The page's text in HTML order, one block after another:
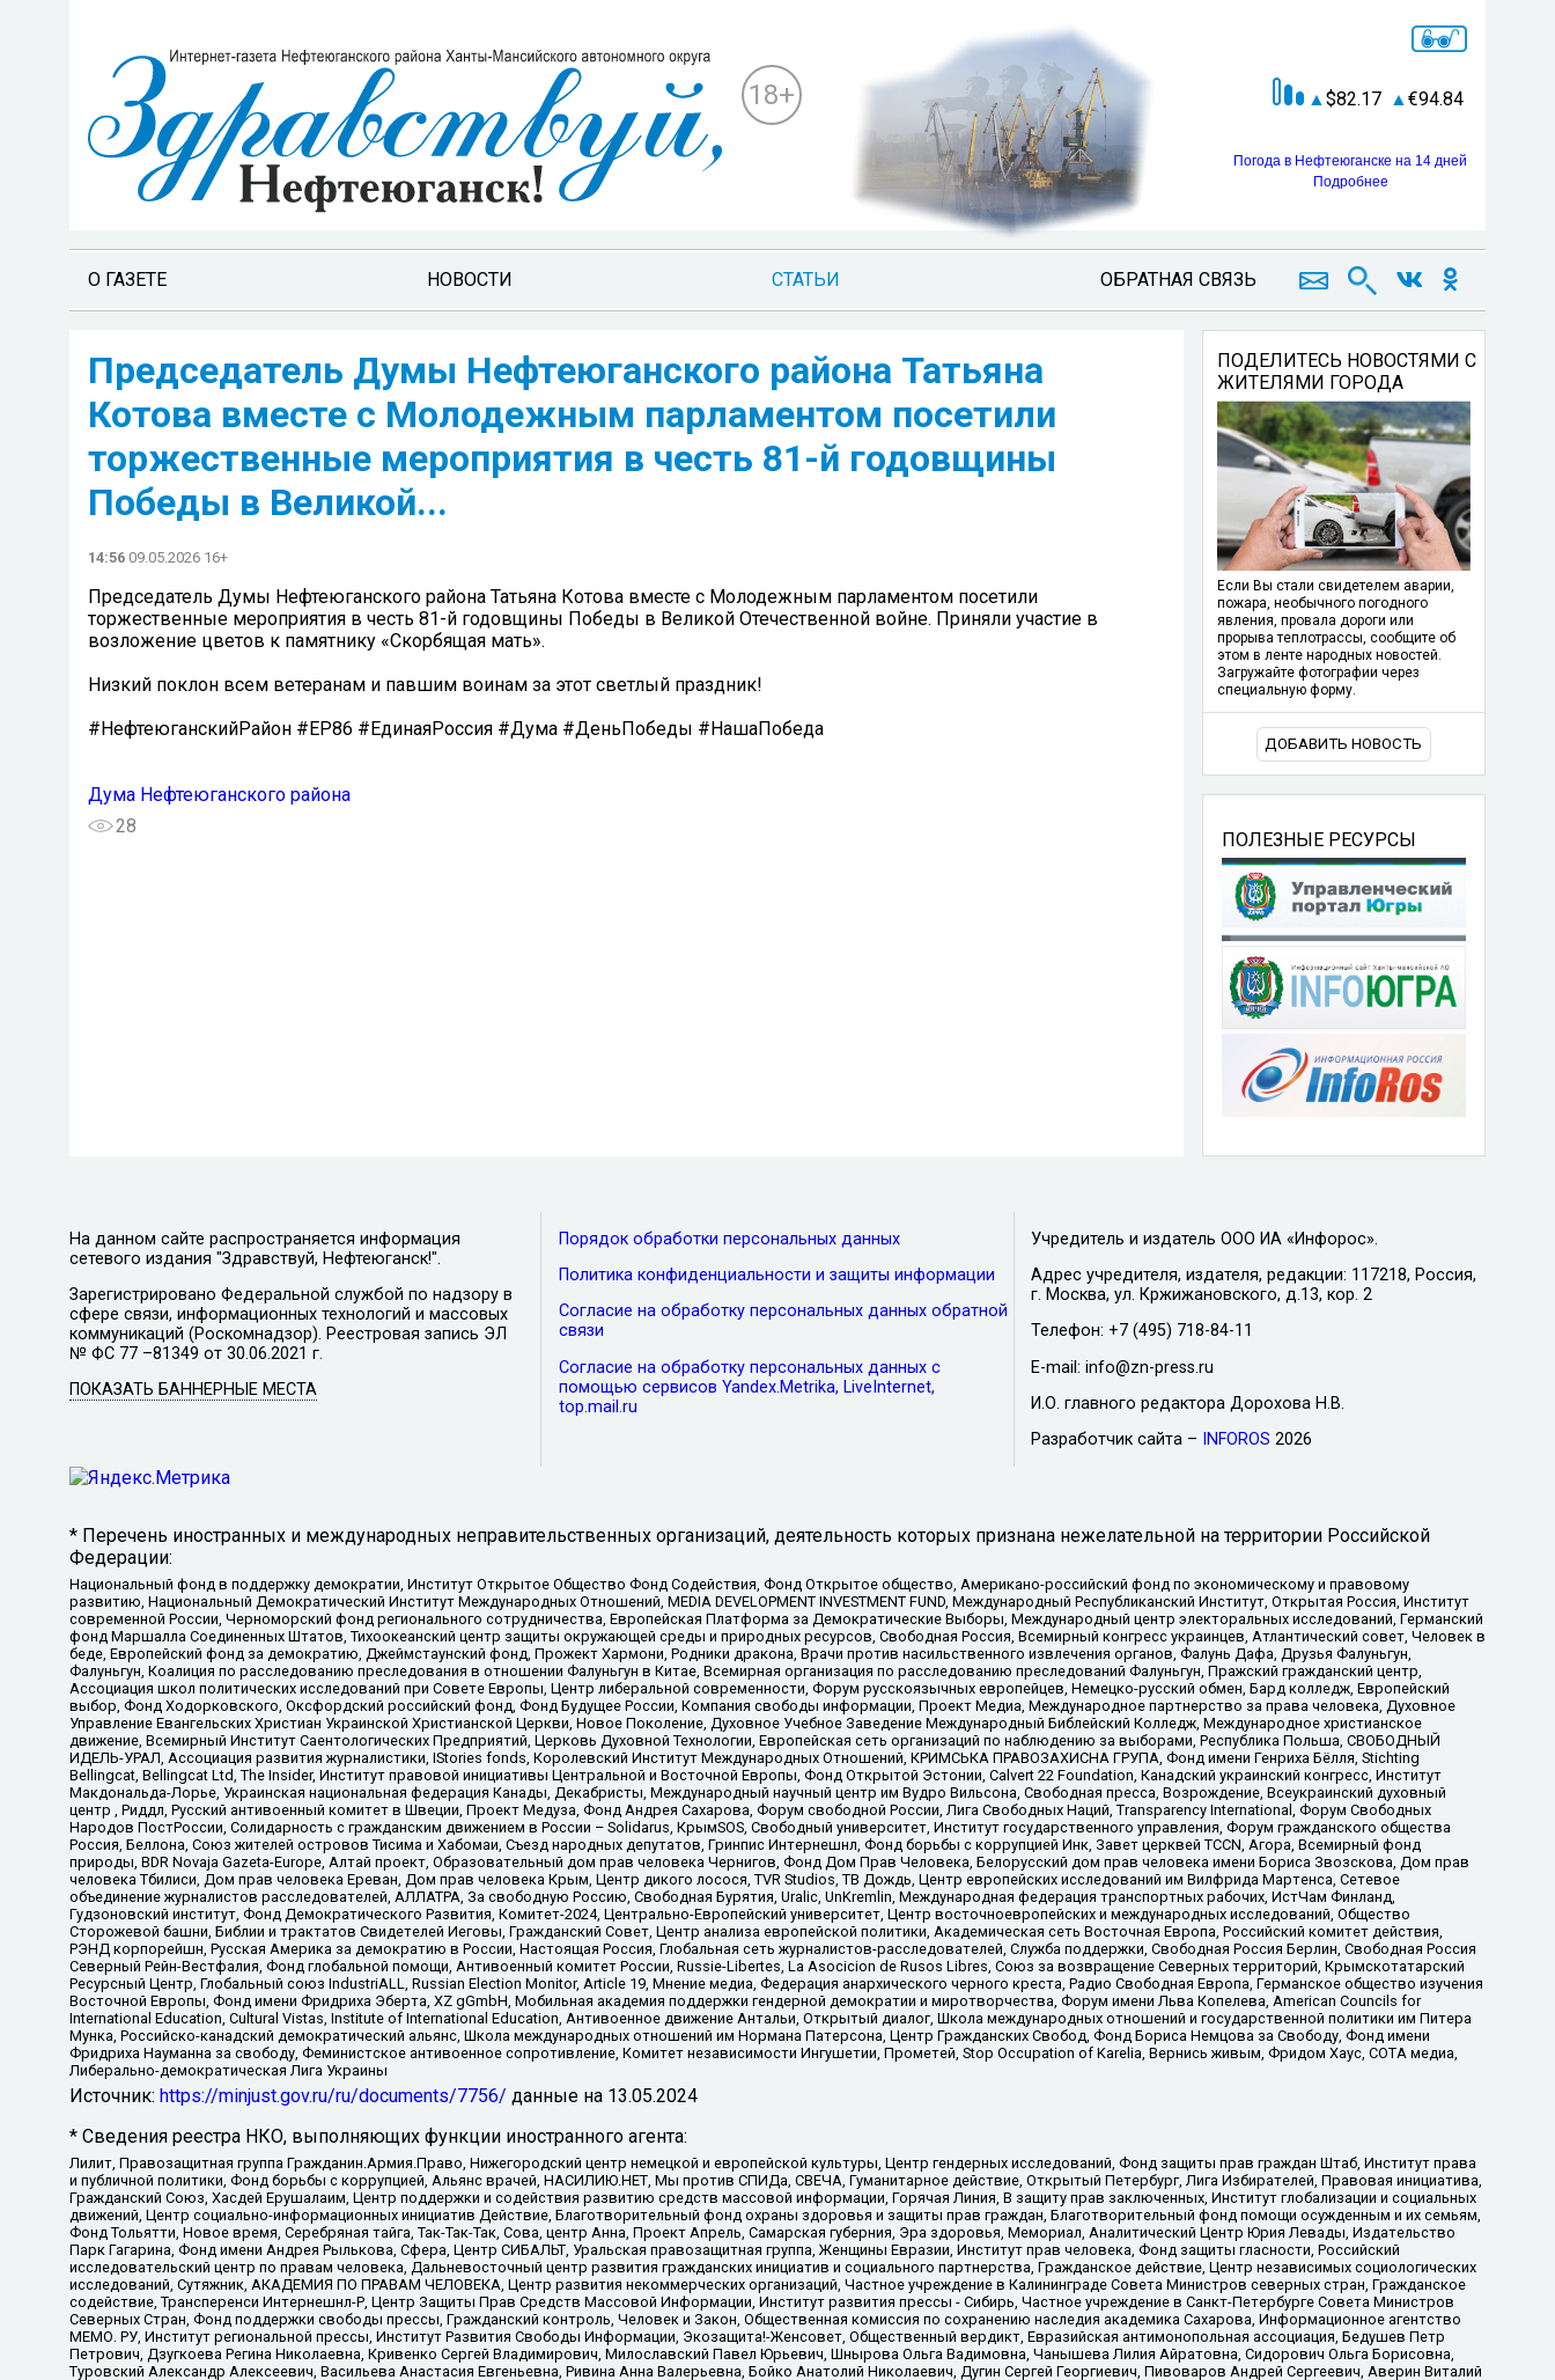
18+ 82.17 94.84
Погода в Нефтеюганске на 14 дней
Подробнее
О ГАЗЕТЕ НОВОСТИ СТАТЬИ ОБРАТНАЯ СВЯЗЬ
Председатель Думы Нефтеюганского района Татьяна
Котова вместе с Молодежным парламентом посетили
торжественные мероприятия в честь 81-й годовщины
Победы в Великой...
14:56 09.05.2026 16+
Председатель Думы Нефтеюганского района Татьяна Котова вместе с Молодежным парламентом посетили
торжественные мероприятия в честь 81-й годовщины Победы в Великой Отечественной войне. Приняли участие в
возложение цветов к памятнику «Скорбящая мать».
Низкий поклон всем ветеранам и павшим воинам за этот светлый праздник!
#НефтеюганскийРайон #ЕР86 #ЕдинаяРоссия #Дума #ДеньПобеды #НашаПобеда
Дума Нефтеюганского района
28
ПОДЕЛИТЕСЬ НОВОСТЯМИ С
ЖИТЕЛЯМИ ГОРОДА
Если Вы стали свидетелем аварии,
пожара, необычного погодного
явления, провала дороги или
прорыва теплотрассы, сообщите об
этом в ленте народных новостей.
Загружайте фотографии через
специальную форму.
ДОБАВИТЬ НОВОСТЬ
ПОЛЕЗНЫЕ РЕСУРСЫ
На данном сайте распространяется информация
сетевого издания "Здравствуй, Нефтеюганск!".
Зарегистрировано Федеральной службой по надзору в
сфере связи, информационных технологий и массовых
коммуникаций (Роскомнадзор). Реестровая запись ЭЛ
№ ФС 77 –81349 от 30.06.2021 г.
ПОКАЗАТЬ БАННЕРНЫЕ МЕСТА
Порядок обработки персональных данных
Политика конфиденциальности и защиты информации
Согласие на обработку персональных данных обратной
связи
Согласие на обработку персональных данных с
помощью сервисов Yandex.Metrika, LiveInternet,
top.mail.ru
Учредитель и издатель ООО ИА «Инфорос».
Адрес учредителя, издателя, редакции: 117218, Россия,
г. Москва, ул. Кржижановского, д.13, кор. 2
Телефон: +7 (495) 718-84-11
E-mail: info@zn-press.ru
И.О. главного редактора Дорохова Н.В.
Разработчик сайта – INFOROS 2026
* Перечень иностранных и международных неправительственных организаций, деятельность которых признана нежелательной на территории Российской
Федерации:
Национальный фонд в поддержку демократии, Институт Открытое Общество Фонд Содействия, Фонд Открытое общество, Американо-российский фонд по экономическому и правовому
развитию, Национальный Демократический Институт Международных Отношений, MEDIA DEVELOPMENT INVESTMENT FUND, Международный Республиканский Институт, Открытая Россия, Институт
современной России, Черноморский фонд регионального сотрудничества, Европейская Платформа за Демократические Выборы, Международный центр электоральных исследований, Германский
фонд Маршалла Соединенных Штатов, Тихоокеанский центр защиты окружающей среды и природных ресурсов, Свободная Россия, Всемирный конгресс украинцев, Атлантический совет, Человек в
беде, Европейский фонд за демократию, Джеймстаунский фонд, Прожект Хармони, Родники дракона, Врачи против насильственного извлечения органов, Фалунь Дафа, Друзья Фалуньгун,
Фалуньгун, Коалиция по расследованию преследования в отношении Фалуньгун в Китае, Всемирная организация по расследованию преследований Фалуньгун, Пражский гражданский центр,
Ассоциация школ политических исследований при Совете Европы, Центр либеральной современности, Форум русскоязычных европейцев, Немецко-русский обмен, Бард колледж, Европейский
выбор, Фонд Ходорковского, Оксфордский российский фонд, Фонд Будущее России, Компания свободы информации, Проект Медиа, Международное партнерство за права человека, Духовное
Управление Евангельских Христиан Украинской Христианской Церкви, Новое Поколение, Духовное Учебное Заведение Международный Библейский Колледж, Международное христианское
движение, Всемирный Институт Саентологических Предприятий, Церковь Духовной Технологии, Европейская сеть организаций по наблюдению за выборами, Республика Польша, СВОБОДНЫЙ
ИДЕЛЬ-УРАЛ, Ассоциация развития журналистики, IStories fonds, Королевский Институт Международных Отношений, КРИМСЬКА ПРАВОЗАХИСНА ГРУПА, Фонд имени Генриха Бёлля, Stichting
Bellingcat, Bellingcat Ltd, The Insider, Институт правовой инициативы Центральной и Восточной Европы, Фонд Открытой Эстонии, Calvert 22 Foundation, Канадский украинский конгресс, Институт
Макдональда-Лорье, Украинская национальная федерация Канады, Декабристы, Международный научный центр им Вудро Вильсона, Свободная пресса, Возрождение, Всеукраинский духовный
центр , Риддл, Русский антивоенный комитет в Швеции, Проект Медуза, Фонд Андрея Сахарова, Форум свободной России, Лига Свободных Наций, Transparеncy International, Форум Свободных
Народов ПостРоссии, Солидарность с гражданским движением в России – Solidarus, КрымSOS, Свободный университет, Институт государственного управления, Форум гражданского общества
Россия, Беллона, Союз жителей островов Тисима и Хабомаи, Съезд народных депутатов, Гринпис Интернешнл, Фонд борьбы с коррупцией Инк, Завет церквей TCCN, Агора, Всемирный фонд
природы, BDR Novaja Gazeta-Europe, Алтай проект, Образовательный дом прав человека Чернигов, Фонд Дом Прав Человека, Белорусский дом прав человека имени Бориса Звозскова, Дом прав
человека Тбилиси, Дом прав человека Ереван, Дом прав человека Крым, Центр дикого лосося, TVR Studios, ТВ Дождь, Центр европейских исследований им Вилфрида Мартенса, Сетевое
объединение журналистов расследователей, АЛЛАТРА, За свободную Россию, Свободная Бурятия, Uralic, UnKremlin, Международная федерация транспортных рабочих, ИстЧам Финланд,
Гудзоновский институт, Фонд Демократического Развития, Комитет-2024, Центрально-Европейский университет, Центр восточноевропейских и международных исследований, Общество
Сторожевой башни, Библии и трактатов Свидетелей Иеговы, Гражданский Совет, Центр анализа европейской политики, Академическая сеть Восточная Европа, Российский комитет действия,
РЭНД корпорейшн, Русская Америка за демократию в России, Настоящая Россия, Глобальная сеть журналистов-расследователей, Служба поддержки, Свободная Россия Берлин, Свободная Россия
Северный Рейн-Вестфалия, Фонд глобальной помощи, Антивоенный комитет России, Russie-Libertes, La Asocicion de Rusos Libres, Союз за возвращение Северных территорий, Крымскотатарский
Ресурсный Центр, Глобальный союз IndustriALL, Russian Election Monitor, Article 19, Мнение медиа, Федерация анархического черного креста, Радио Свободная Европа, Германское общество изучения
Восточной Европы, Фонд имени Фридриха Эберта, XZ gGmbH, Мобильная академия поддержки гендерной демократии и миротворчества, Форум имени Льва Копелева, American Councils for
International Education, Cultural Vistas, Institute of International Education, Антивоенное движение Антальи, Открытый диалог, Школа международных отношений и государственной политики им Питера
Мунка, Российско-канадский демократический альянс, Школа международных отношений им Нормана Патерсона, Центр Гражданских Свобод, Фонд Бориса Немцова за Свободу, Фонд имени
Фридриха Науманна за свободу, Феминистское антивоенное сопротивление, Комитет независимости Ингушетии, Прометей, Stop Occupation of Karelia, Вернись живым, Фридом Хаус, СОТА медиа,
Либерально-демократическая Лига Украины
Источник: https://minjust.gov.ru/ru/documents/7756/ данные на 13.05.2024
* Сведения реестра НКО, выполняющих функции иностранного агента:
Лилит, Правозащитная группа Гражданин.Армия.Право, Нижегородский центр немецкой и европейской культуры, Центр гендерных исследований, Фонд защиты прав граждан Штаб, Институт права
и публичной политики, Фонд борьбы с коррупцией, Альянс врачей, НАСИЛИЮ.НЕТ, Мы против СПИДа, СВЕЧА, Гуманитарное действие, Открытый Петербург, Лига Избирателей, Правовая инициатива,
Гражданский Союз, Хасдей Ерушалаим, Центр поддержки и содействия развитию средств массовой информации, Горячая Линия, В защиту прав заключенных, Институт глобализации и социальных
движений, Центр социально-информационных инициатив Действие, Благотворительный фонд охраны здоровья и защиты прав граждан, Благотворительный фонд помощи осужденным и их семьям,
Фонд Тольятти, Новое время, Серебряная тайга, Так-Так-Так, Сова, центр Анна, Проект Апрель, Самарская губерния, Эра здоровья, Мемориал, Аналитический Центр Юрия Левады, Издательство
Парк Гагарина, Фонд имени Андрея Рылькова, Сфера, Центр СИБАЛЬТ, Уральская правозащитная группа, Женщины Евразии, Институт прав человека, Фонд защиты гласности, Российский
исследовательский центр по правам человека, Дальневосточный центр развития гражданских инициатив и социального партнерства, Гражданское действие, Центр независимых социологических
исследований, Сутяжник, АКАДЕМИЯ ПО ПРАВАМ ЧЕЛОВЕКА, Центр развития некоммерческих организаций, Частное учреждение в Калининграде Совета Министров северных стран, Гражданское
содействие, Трансперенси Интернешнл-Р, Центр Защиты Прав Средств Массовой Информации, Институт развития прессы - Сибирь, Частное учреждение в Санкт-Петербурге Совета Министров
Северных Стран, Фонд поддержки свободы прессы, Гражданский контроль, Человек и Закон, Общественная комиссия по сохранению наследия академика Сахарова, Информационное агентство
МЕМО. РУ, Институт региональной прессы, Институт Развития Свободы Информации, Экозащита!-Женсовет, Общественный вердикт, Евразийская антимонопольная ассоциация, Бедушев Петр
Петрович, Дзугкоева Регина Николаевна, Кривенко Сергей Владимирович, Милославский Павел Юрьевич, Шнырова Ольга Вадимовна, Чанышева Лилия Айратовна, Сидорович Ольга Борисовна,
Туровский Александр Алексеевич, Васильева Анастасия Евгеньевна, Ривина Анна Валерьевна, Бойко Анатолий Николаевич, Дугин Сергей Георгиевич, Пивоваров Андрей Сергеевич, Аверин Виталий